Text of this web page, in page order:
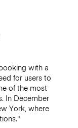
with a
for users to
of the most
In December
York, where